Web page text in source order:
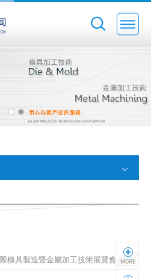
模具製造暨金屬加工技術展覽會